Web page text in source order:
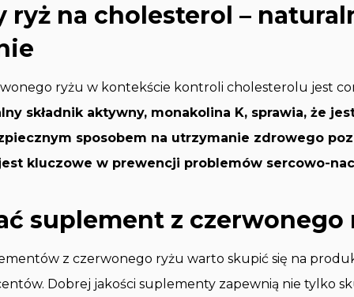
ryż na cholesterol –
ryżu w kontekście kontroli cholesterolu jest
składnik aktywny, monakolina K, sprawia, że
sposobem na utrzymanie zdrowego
kluczowe w prewencji problemów sercowo-
suplement z czerwonego
z czerwonego ryżu warto skupić się na
Dobrej jakości suplementy zapewnią nie tylko